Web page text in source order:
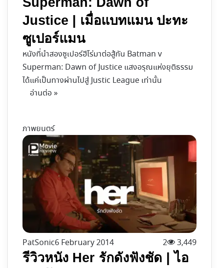
Justice | เมื่อแบทแมน ปะทะ
ซูเปอร์แมน
หนังที่นำสองซูเปอร์ฮีโร่มาต่อสู้กัน Batman v
Superman: Dawn of Justice แสงอรุณแห่งยุติธรรม
ได้แค่เป็นทางผ่านไปสู่ Justic League เท่านั้น
อ่านต่อ »
ภาพยนตร์
PatSonic6 February 2014 2 3,449
รีวิวหนัง Her รักดังฟังชัด | ไอ